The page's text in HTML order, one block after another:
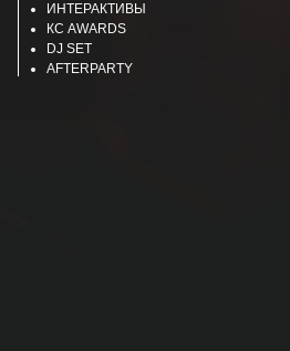
ИНТЕРАКТИВЫ
КС AWARDS
DJ SET
AFTERPARTY